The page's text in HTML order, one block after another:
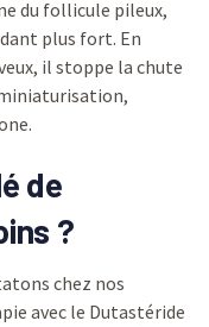
du follicule pileux,
plus fort. En
il stoppe la chute
de
?
chez nos
avec le Dutastéride